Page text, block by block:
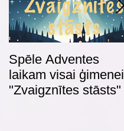
Spēle Adventes
laikam visai ģimenei
"Zvaigznītes stāsts"